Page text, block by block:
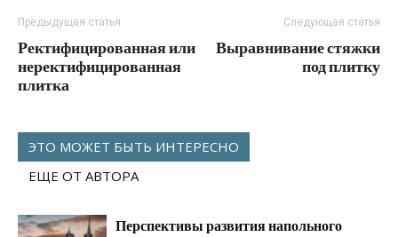
Предыдущая статья
Ректифицированная или
неректифицированная
плитка
Следующая статья
Выравнивание стяжки
под плитку
ЭТО МОЖЕТ БЫТЬ ИНТЕРЕСНО
ЕЩЕ ОТ АВТОРА
Перспективы развития напольного